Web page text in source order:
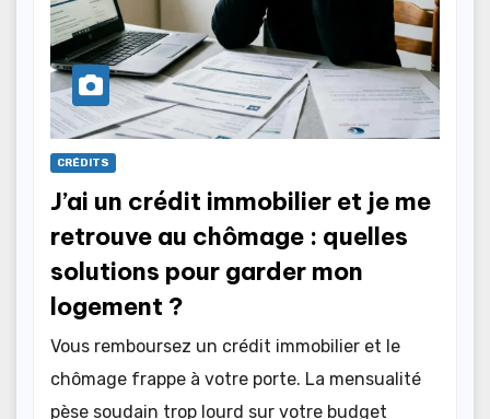
CRÉDITS
J’ai un crédit immobilier et je me
retrouve au chômage : quelles
solutions pour garder mon
logement ?
Vous remboursez un crédit immobilier et le
chômage frappe à votre porte. La mensualité
pèse soudain trop lourd sur votre budget